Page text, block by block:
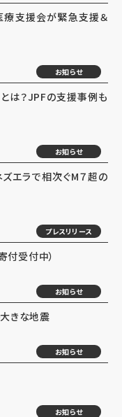
支援会が緊急支援＆
お知らせ
とは？JPFの支援事例も
お知らせ
エラで相次ぐM７超の
プレスリリース
付受付中）
お知らせ
きな地震
お知らせ
お知らせ